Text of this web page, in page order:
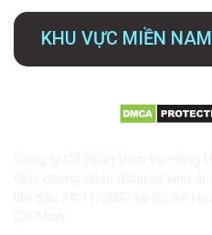
KHU VỰC MIỀN NAM